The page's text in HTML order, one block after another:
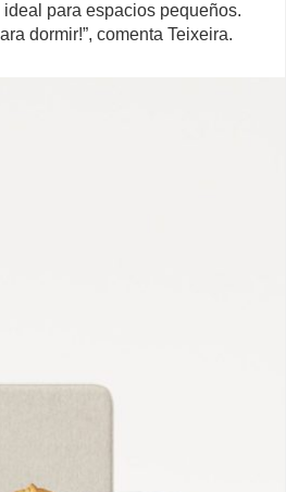
para espacios pequeños.
dormir!”, comenta Teixeira.